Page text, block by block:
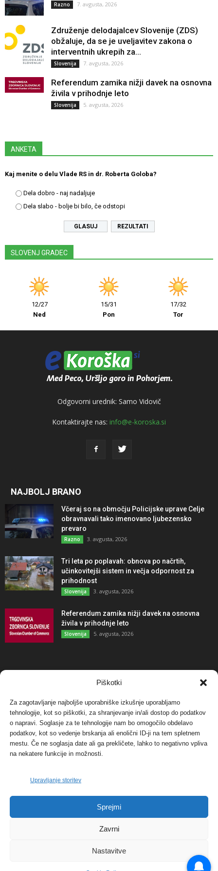
Piškotki
Za zagotavljanje najboljše uporabniške izkušnje uporabljamo
tehnologije, kot so piškotki, za shranjevanje in/ali dostop do podatkov
o napravi. Soglasje za te tehnologije nam bo omogočilo obdelavo
podatkov, kot so vedenje brskanja ali enolični ID-ji na tem spletnem
mestu. Če ne soglasja date ali ga prekličete, lahko to negativno vpliva
na nekatere funkcije in možnosti.
Upravljanje storitev
Sprejmi
Zavrni
Nastavitve
Razno 7. avgusta, 2026
Združenje delodajalcev Slovenije (ZDS)
obžaluje, da se je uveljavitev zakona o
interventnih ukrepih za...
Slovenija 7. avgusta, 2026
Referendum zamika nižji davek na osnovna
živila v prihodnje leto
Slovenija 5. avgusta, 2026
ANKETA
Kaj menite o delu Vlade RS in dr. Roberta Goloba?
Dela dobro - naj nadaljuje
Dela slabo - bolje bi bilo, če odstopi
REZULTATI
SLOVENJ GRADEC
12/27
Ned
15/31
Pon
17/32
Tor
Odgovorni urednik: Samo Vidovič
Kontaktirajte nas: info@e-koroska.si
NAJBOLJ BRANO
Včeraj so na območju Policijske uprave Celje
obravnavali tako imenovano ljubezensko
prevaro
Razno 3. avgusta, 2026
Tri leta po poplavah: obnova po načrtih,
učinkovitejši sistem in večja odpornost za
prihodnost
Slovenija 3. avgusta, 2026
Referendum zamika nižji davek na osnovna
živila v prihodnje leto
Slovenija 5. avgusta, 2026
NAJBOLJ KOMENTIRANO
Protest proti vetrnim elektrarnam na Ojstrici, v
svetu pa vedno bolj...
Dogodki 12. maja, 2017
Tožilstvo v Celovcu v korist elektrarnam
Verbund
FOTO: Razstava cvetličarskega mojstra Andreja
Dogodki 27. novembra, 2017